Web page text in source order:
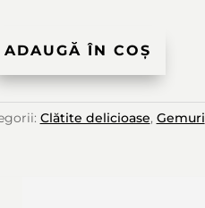
ADAUGĂ ÎN COȘ
Clătite delicioase, Gemuri